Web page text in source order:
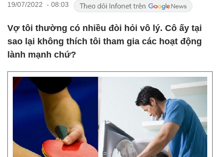
19/07/2022 - 08:03
Vợ tôi thường có nhiều đòi hỏi vô lý. Cô ấy tại
sao lại không thích tôi tham gia các hoạt động
lành mạnh chứ?